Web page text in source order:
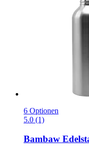
6 Optionen
5.0 (1)
Bambaw